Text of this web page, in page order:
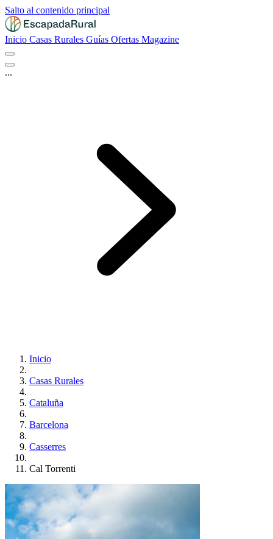
Salto al contenido principal
Inicio Casas Rurales Guías Ofertas Magazine
...
Inicio
Casas Rurales
Cataluña
Barcelona
Casserres
Cal Torrenti